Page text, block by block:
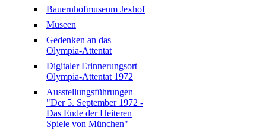
Bauernhofmuseum Jexhof
Museen
Gedenken an das
Olympia-Attentat
Digitaler Erinnerungsort
Olympia-Attentat 1972
Ausstellungsführungen
"Der 5. September 1972 -
Das Ende der Heiteren
Spiele von München"